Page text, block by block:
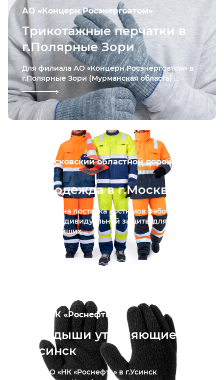
АО «Концерн Росэнергоатом»
Трикотажные перчатки в
г.Полярные Зори
Для филиала АО «Концерн Росэнергоатом» в
г.Полярные Зори (Мурманская область) ...
АО «Московский областной дорожный
Спецодежда в г.Москва
Реализована поставка костюмов рабочих и
средств индивидуальной защиты для одного
из крупнейших ...
ПАО «НК «Роснефть»
Вкладыши утепляющие в
г.Усинск
Для ПАО «НК «Роснефть» в г.Усинск